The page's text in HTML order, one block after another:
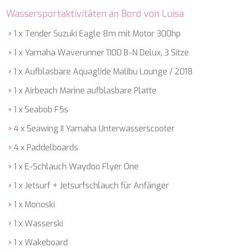
Wassersportaktivitäten an Bord von Luisa
1 x Tender Suzuki Eagle 8m mit Motor 300hp
1 x Yamaha Waverunner 1100 B-N Delux, 3 Sitze
1 x Aufblasbare Aquaglide Malibu Lounge / 2018
1 x Airbeach Marine aufblasbare Platte
1 x Seabob F5s
4 x Seawing II Yamaha Unterwasserscooter
4 x Paddelboards
1 x E-Schlauch Waydoo Flyer One
1 x Jetsurf + Jetsurfschlauch für Anfänger
1 x Monoski
1 x Wasserski
1 x Wakeboard
HALCON DEL MAR
HEEUS
HELIOS
HP6
IDYLLE
IMMERSIVE
INFINITAS
ISLAND HEIRESS
JAJARO'
JAZ
JULIE M
JUNIOR
KALINDA
KAPTAN KADIR